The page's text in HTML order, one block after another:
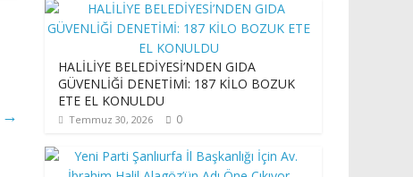
→
HALİLİYE BELEDİYESİ’NDEN GIDA
GÜVENLİĞİ DENETİMİ: 187 KİLO BOZUK
ETE EL KONULDU
Temmuz 30, 2026 0